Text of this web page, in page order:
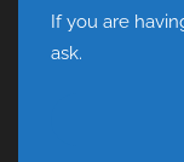
If you are
ask.